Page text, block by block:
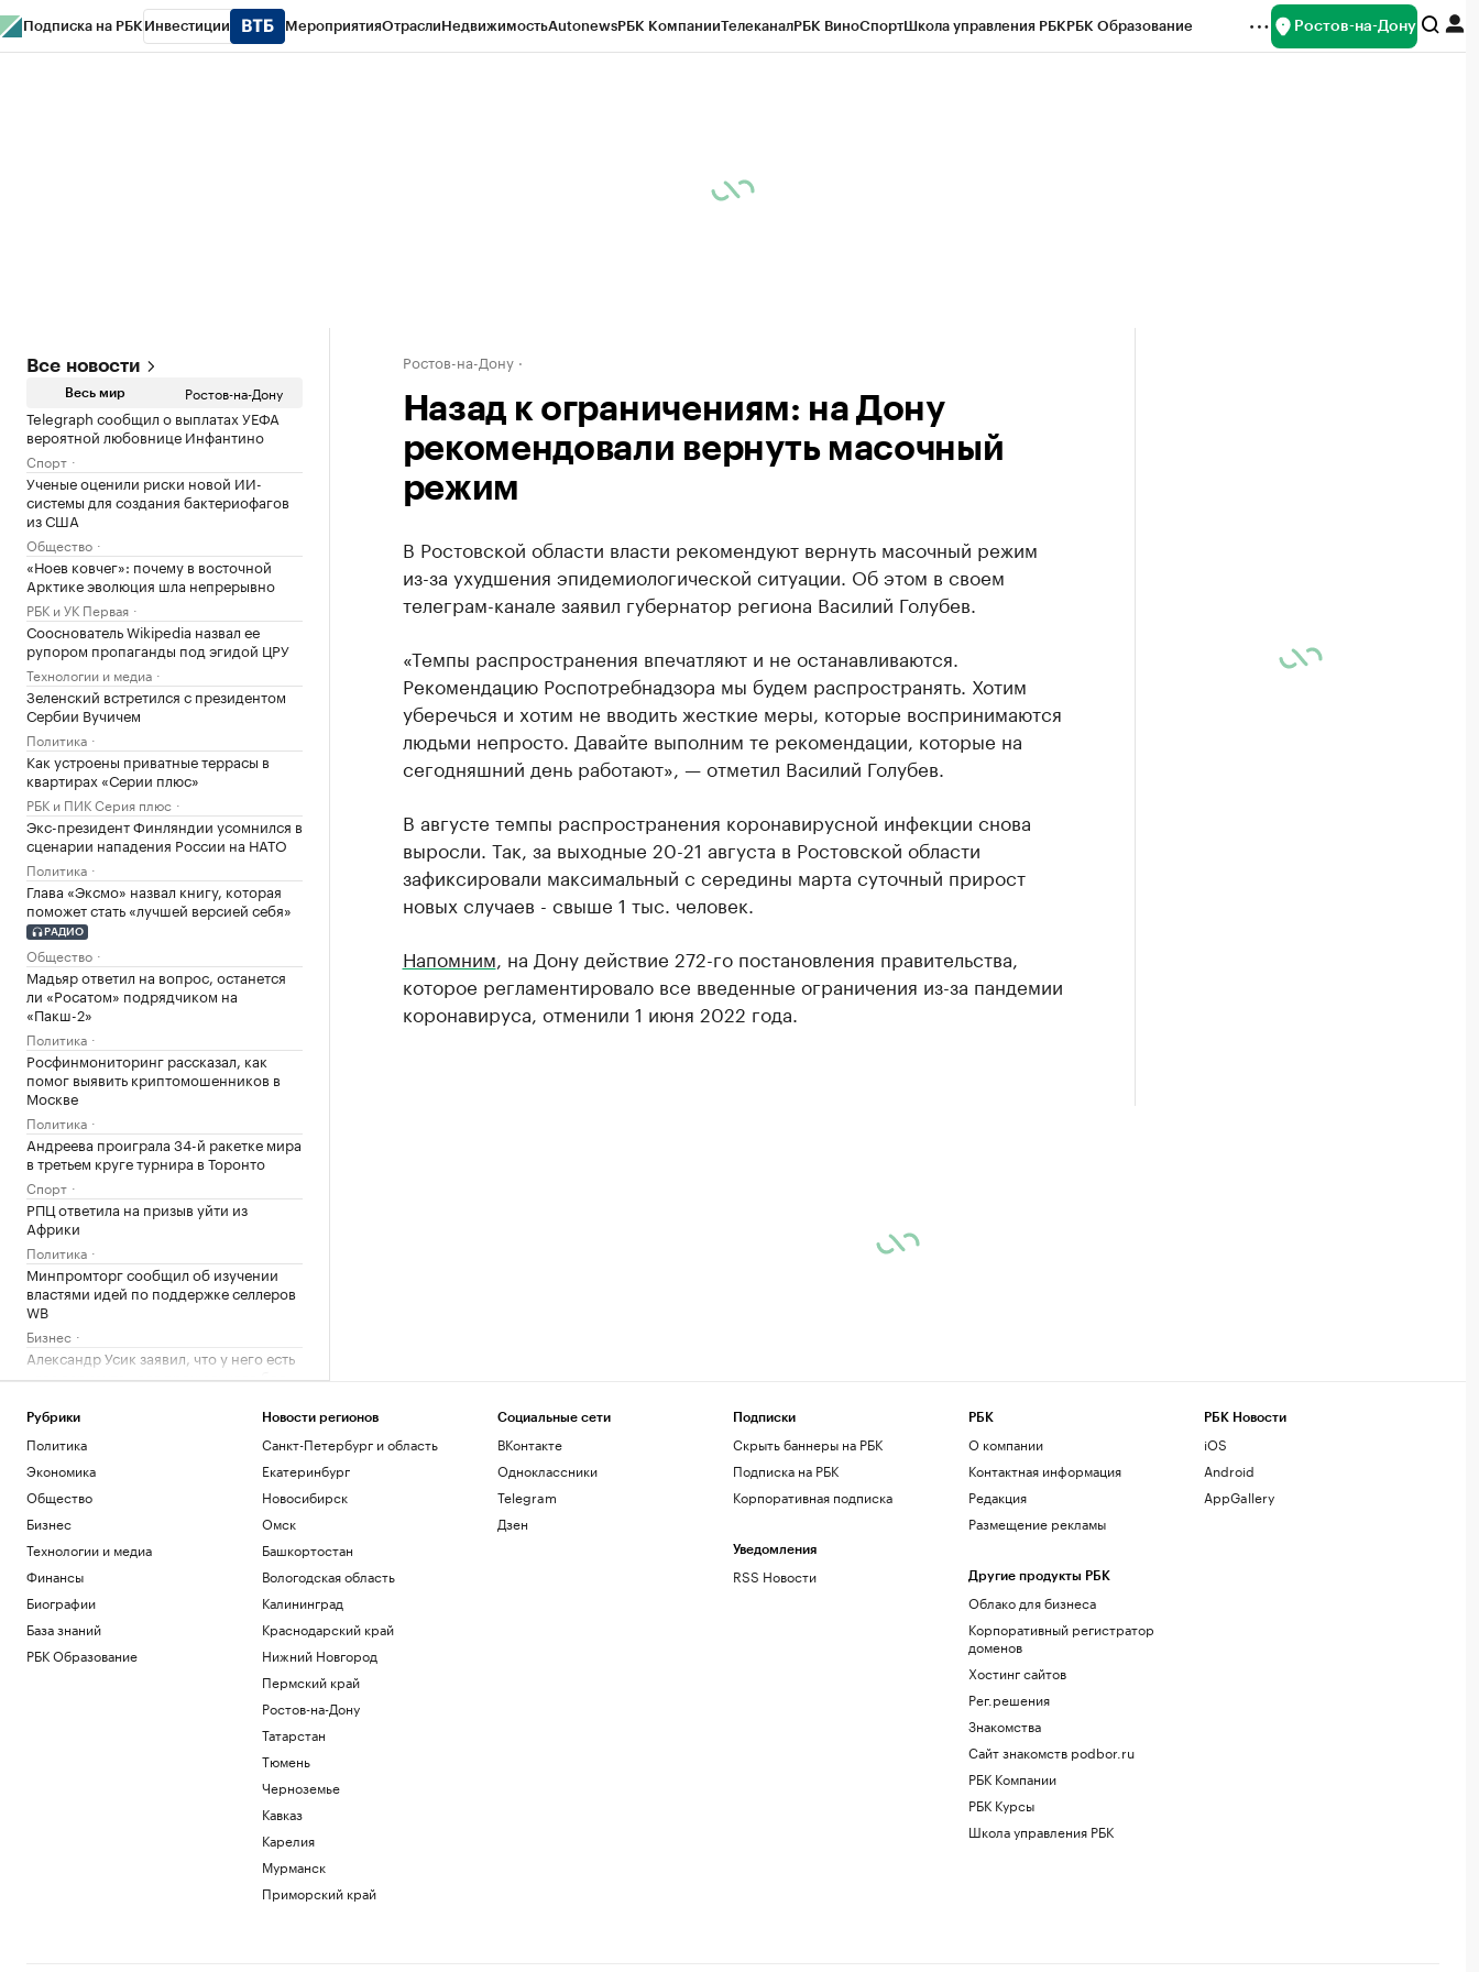
Подписка на РБК Инвестиции МероприятияОтраслиНедвижимостьAutonewsРБК КомпанииТелеканалРБК ВиноСпортШкола управления РБКРБК Образование Ростов-на-Дону
Все новости
Весь мир Ростов-на-Дону
Telegraph сообщил о выплатах УЕФА
вероятной любовнице Инфантино
Спорт
Ученые оценили риски новой ИИ-
системы для создания бактериофагов
из США
Общество
«Ноев ковчег»: почему в восточной
Арктике эволюция шла непрерывно
РБК и УК Первая
Сооснователь Wikipedia назвал ее
рупором пропаганды под эгидой ЦРУ
Технологии и медиа
Зеленский встретился с президентом
Сербии Вучичем
Политика
Как устроены приватные террасы в
квартирах «Серии плюс»
РБК и ПИК Серия плюс
Экс-президент Финляндии усомнился в
сценарии нападения России на НАТО
Политика
Глава «Эксмо» назвал книгу, которая
поможет стать «лучшей версией себя»
РАДИО
Общество
Мадьяр ответил на вопрос, останется
ли «Росатом» подрядчиком на
«Пакш-2»
Политика
Росфинмониторинг рассказал, как
помог выявить криптомошенников в
Москве
Политика
Андреева проиграла 34-й ракетке мира
в третьем круге турнира в Торонто
Спорт
РПЦ ответила на призыв уйти из
Африки
Политика
Минпромторг сообщил об изучении
властями идей по поддержке селлеров
WB
Бизнес
Александр Усик заявил, что у него есть
«два варианта» для прощального боя
Что такое медленная жизнь и какую
роль в этом играет дерево
РБК и Старквуд
Москве на выходных
Общество
Глава ВЦИОМ объяснил, почему
абитуриенты стали прагматичнее
Общество
Власти США поддержали Свято-
Троицкий монастырь РПЦЗ в борьбе с
ветряками
строительство бального зала в Белом
Как выглядит портрет абитуриента в
Ростов-на-Дону
Назад к ограничениям: на Дону
рекомендовали вернуть масочный
режим
В Ростовской области власти рекомендуют вернуть масочный режим
из-за ухудшения эпидемиологической ситуации. Об этом в своем
телеграм-канале заявил губернатор региона Василий Голубев.
«Темпы распространения впечатляют и не останавливаются.
Рекомендацию Роспотребнадзора мы будем распространять. Хотим
уберечься и хотим не вводить жесткие меры, которые воспринимаются
людьми непросто. Давайте выполним те рекомендации, которые на
сегодняшний день работают», — отметил Василий Голубев.
В августе темпы распространения коронавирусной инфекции снова
выросли. Так, за выходные 20-21 августа в Ростовской области
зафиксировали максимальный с середины марта суточный прирост
новых случаев - свыше 1 тыс. человек.
Напомним , на Дону действие 272-го постановления правительства,
которое регламентировало все введенные ограничения из-за пандемии
коронавируса, отменили 1 июня 2022 года.
Рубрики
Политика
Экономика
Общество
Бизнес
Технологии и медиа
Финансы
Биографии
База знаний
РБК Образование
Новости регионов
Санкт-Петербург и область
Екатеринбург
Новосибирск
Омск
Башкортостан
Вологодская область
Калининград
Краснодарский край
Нижний Новгород
Пермский край
Ростов-на-Дону
Татарстан
Тюмень
Черноземье
Кавказ
Карелия
Мурманск
Приморский край
Социальные сети
ВКонтакте
Одноклассники
Telegram
Дзен
Подписки
Скрыть баннеры на РБК
Подписка на РБК
Корпоративная подписка
Уведомления
RSS Новости
РБК
О компании
Контактная информация
Редакция
Размещение рекламы
Другие продукты РБК
Облако для бизнеса
Корпоративный регистратор
доменов
Хостинг сайтов
Рег.решения
Знакомства
Сайт знакомств podbor.ru
РБК Компании
РБК Курсы
Школа управления РБК
РБК Новости
iOS
Android
AppGallery